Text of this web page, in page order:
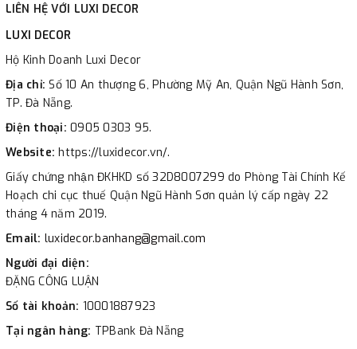
LIÊN HỆ VỚI LUXI DECOR
LUXI DECOR
Hộ Kinh Doanh Luxi Decor
Địa chỉ: Số 10 An thượng 6, Phường Mỹ An, Quận Ngũ Hành Sơn,
TP. Đà Nẵng.
Điện thoại: 0905 0303 95.
Website: https://luxidecor.vn/.
Giấy chứng nhận ĐKHKD số 32D8007299 do Phòng Tài Chính Kế
Hoạch chi cục thuế Quận Ngũ Hành Sơn quản lý cấp ngày 22
tháng 4 năm 2019.
Email: luxidecor.banhang@gmail.com
Người đại diện:
ĐẶNG CÔNG LUẬN
Số tài khoản: 10001887923
Tại ngân hàng: TPBank Đà Nẵng